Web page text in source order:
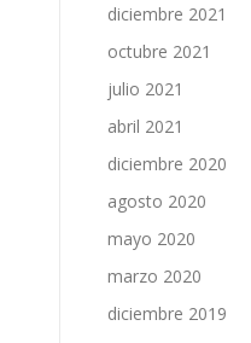
diciembre 2021
octubre 2021
julio 2021
abril 2021
diciembre 2020
agosto 2020
mayo 2020
marzo 2020
diciembre 2019